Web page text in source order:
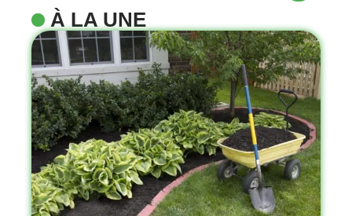
À LA UNE